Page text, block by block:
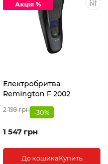
Акція %
Електробритва
Remington F 2002
2 199 грн -30%
1 547 грн
До кошикаКупить